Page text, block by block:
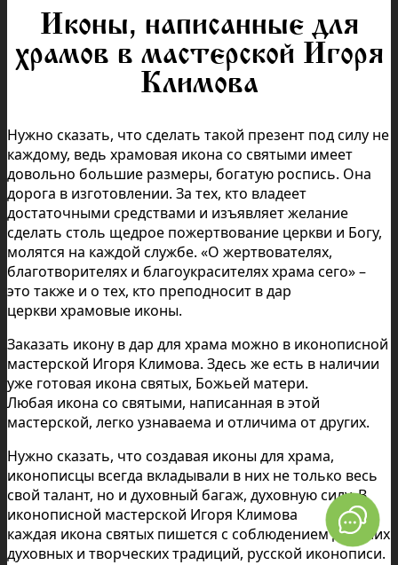
Иконы, написанные для
храмов в мастерской Игоря
Климова
Нужно сказать, что сделать такой презент под силу не
каждому, ведь храмовая икона со святыми имеет
довольно большие размеры, богатую роспись. Она
дорога в изготовлении. За тех, кто владеет
достаточными средствами и изъявляет желание
сделать столь щедрое пожертвование церкви и Богу,
молятся на каждой службе. «О жертвователях,
благотворителях и благоукрасителях храма сего» –
это также и о тех, кто преподносит в дар
церкви храмовые иконы.
Заказать икону в дар для храма можно в иконописной
мастерской Игоря Климова. Здесь же есть в наличии
уже готовая икона святых, Божьей матери.
Любая икона со святыми, написанная в этой
мастерской, легко узнаваема и отличима от других.
Нужно сказать, что создавая иконы для храма,
иконописцы всегда вкладывали в них не только весь
свой талант, но и духовный багаж, духовную силу. В
иконописной мастерской Игоря Климова
каждая икона святых пишется с соблюдением древних
духовных и творческих традиций, русской иконописи.